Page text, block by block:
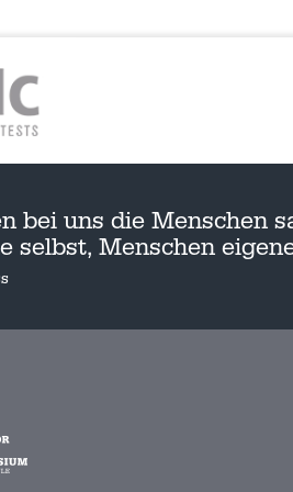
bei uns die Menschen
selbst, Menschen